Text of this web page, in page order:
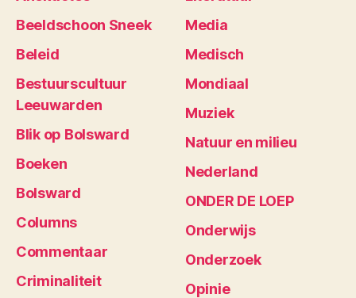
Beeldschoon Sneek
Beleid
Bestuurscultuur
Leeuwarden
Blik op Bolsward
Boeken
Bolsward
Columns
Commentaar
Criminaliteit
Media
Medisch
Mondiaal
Muziek
Natuur en milieu
Nederland
ONDER DE LOEP
Onderwijs
Onderzoek
Opinie